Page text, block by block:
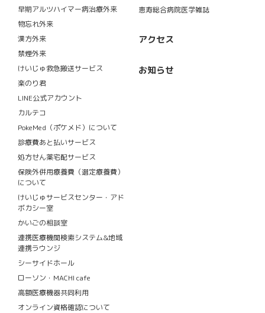
早期アルツハイマー病治療外来
物忘れ外来
漢方外来
禁煙外来
けいじゅ救急搬送サービス
楽のり君
LINE公式アカウント
カルテコ
PokeMed（ポケメド）について
診療費あと払いサービス
処方せん薬宅配サービス
保険外併用療養費（選定療養費）
について
けいじゅサービスセンター・アド
ボカシー室
かいごの相談室
連携医療機関検索システム&地域
連携ラウンジ
シーサイドホール
ローソン・MACHI cafe
高額医療機器共同利用
オンライン資格確認について
恵寿総合病院医学雑誌
アクセス
お知らせ